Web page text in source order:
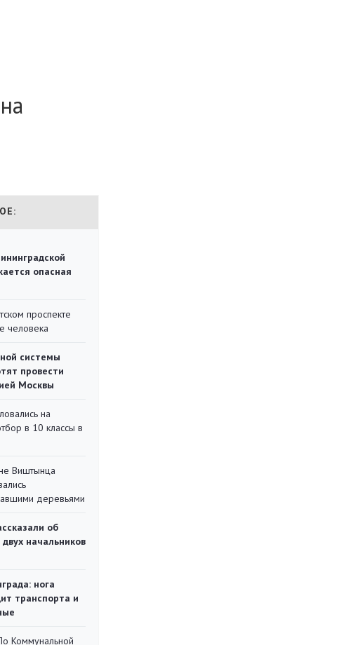
опасная
проспекте
человека
системы
провести
Москвы
на
в 10 классы в
Виштынца
деревьями
об
начальников
нога
транспорта и
Коммунальной